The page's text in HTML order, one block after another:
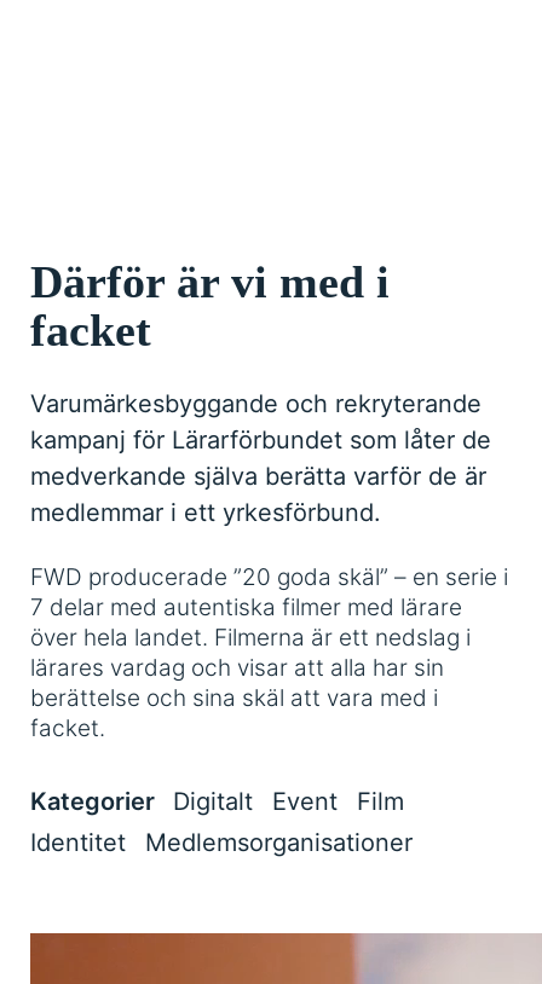
Därför är vi med i
facket
Varumärkesbyggande och rekryterande
kampanj för Lärarförbundet som låter de
medverkande själva berätta varför de är
medlemmar i ett yrkesförbund.
FWD producerade ”20 goda skäl” – en serie i
7 delar med autentiska filmer med lärare
över hela landet. Filmerna är ett nedslag i
lärares vardag och visar att alla har sin
berättelse och sina skäl att vara med i
facket.
Kategorier Digitalt Event
Film
Identitet
Medlemsorganisationer